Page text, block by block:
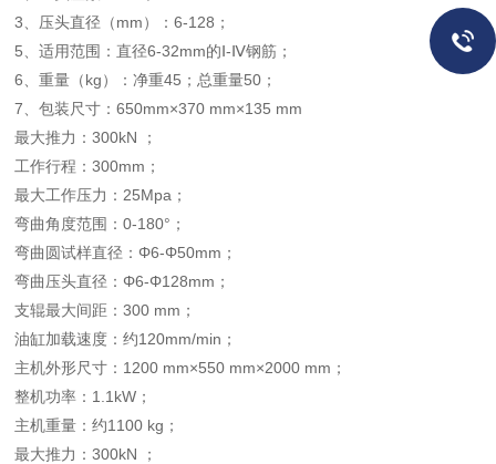
3、压头直径（mm）：6-128；
5、适用范围：直径6-32mm的Ⅰ-Ⅳ钢筋；
6、重量（kg）：净重45；总重量50；
7、包装尺寸：650mm×370 mm×135 mm
最大推力：300kN ；
工作行程：300mm；
最大工作压力：25Mpa；
弯曲角度范围：0-180°；
弯曲圆试样直径：Φ6-Φ50mm；
弯曲压头直径：Φ6-Φ128mm；
支辊最大间距：300 mm；
油缸加载速度：约120mm/min；
主机外形尺寸：1200 mm×550 mm×2000 mm；
整机功率：1.1kW；
主机重量：约1100 kg；
最大推力：300kN ；